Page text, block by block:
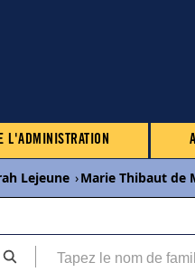
L'ADMINISTRATION
Lejeune ›Marie Thibaut de